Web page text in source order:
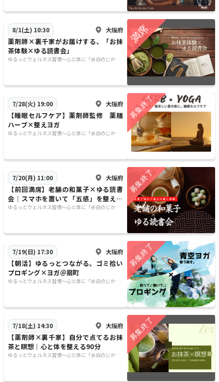
8/1(土) 10:30 大阪府
薬剤師×裏千家がお届けする、「お抹
茶体験×ゆる読書会」
ゆるっとウェルネス習慣〜心と体に「余白のじか
7/28(火) 19:00 大阪府
【睡眠セルフケア】薬剤師監修 薬膳
ハーブ×整えヨガ
ゆるっとウェルネス習慣〜心と体に「余白のじか
7/20(月) 11:00 大阪府
【前回満席】老舗の和菓子×ゆる読書
会｜スマホを置いて「五感」を整える
贅沢な時間を
ゆるっとウェルネス習慣〜心と体に「余白のじか
7/19(日) 17:30 大阪府
【朝活】ゆるっとつながる。ゴミ拾い
プロギング×ヨガ＠扇町
ゆるっとウェルネス習慣〜心と体に「余白のじか
7/18(土) 14:30 大阪府
【薬剤師×裏千家】自分で点てるお抹
茶と瞑想｜心と体を整える90分
ゆるっとウェルネス習慣〜心と体に「余白のじか